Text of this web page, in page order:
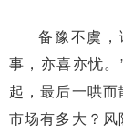
备豫不虞
事，亦喜亦忧
起，最后一哄而
市场有多大？